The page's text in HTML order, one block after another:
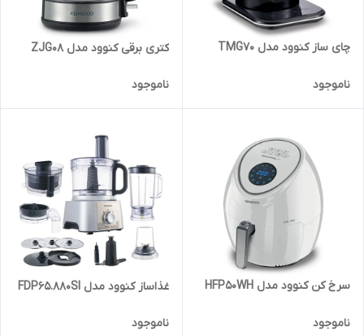
چای ساز کنوود مدل TMG70
ناموجود
کتری برقی کنوود مدل ZJG08
ناموجود
سرخ کن کنوود مدل HFP50WH
ناموجود
غذاساز کنوود مدل FDP65.880SI
ناموجود